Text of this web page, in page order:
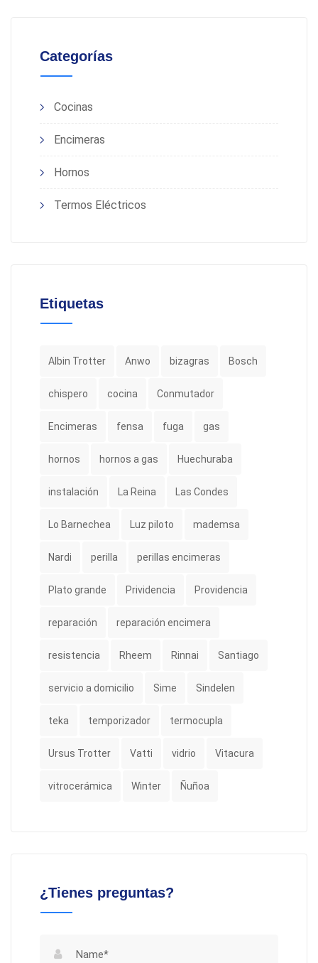
Categorías
Cocinas
Encimeras
Hornos
Termos Eléctricos
Etiquetas
Albin Trotter Anwo bizagras Bosch
chispero cocina Conmutador
Encimeras fensa fuga gas
hornos hornos a gas Huechuraba
instalación La Reina Las Condes
Lo Barnechea Luz piloto mademsa
Nardi perilla perillas encimeras
Plato grande Prividencia Providencia
reparación reparación encimera
resistencia Rheem Rinnai Santiago
servicio a domicilio Sime Sindelen
teka temporizador termocupla
Ursus Trotter Vatti vidrio Vitacura
vitrocerámica Winter Ñuñoa
¿Tienes preguntas?